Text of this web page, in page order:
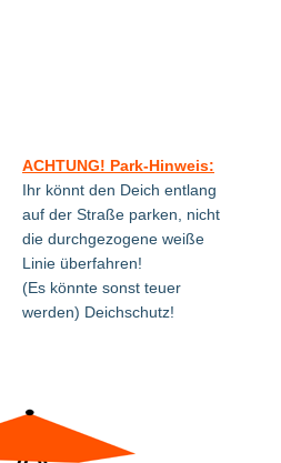
ACHTUNG! Park-Hinweis:
Ihr könnt den Deich entlang
auf der Straße parken, nicht
die durchgezogene weiße
Linie überfahren!
(Es könnte sonst teuer
werden) Deichschutz!